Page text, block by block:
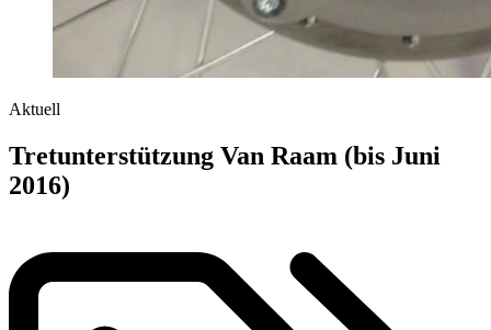
Aktuell
Tretunterstützung Van Raam (bis Juni
2016)